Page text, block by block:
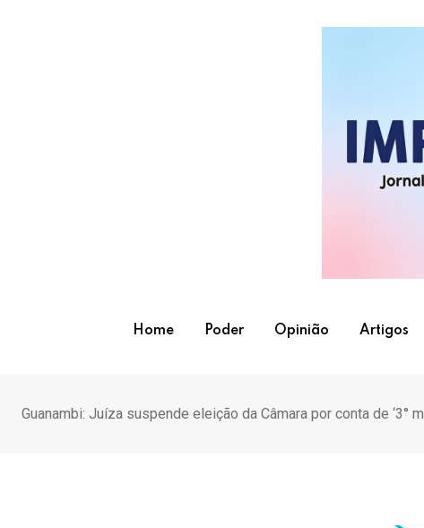
Home Poder Opinião Artigos
Guanambi: Juíza suspende eleição da Câmara por conta de ‘3°